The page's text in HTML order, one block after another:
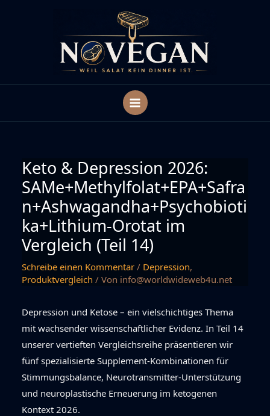
Keto & Depression 2026:
SAMe+Methylfolat+EPA+Safra
n+Ashwagandha+Psychobioti
ka+Lithium-Orotat im
Vergleich (Teil 14)
Schreibe einen Kommentar / Depression,
Produktvergleich / Von info@worldwideweb4u.net
Depression und Ketose – ein vielschichtiges Thema
mit wachsender wissenschaftlicher Evidenz. In Teil 14
unserer vertieften Vergleichsreihe präsentieren wir
fünf spezialisierte Supplement-Kombinationen für
Stimmungsbalance, Neurotransmitter-Unterstützung
und neuroplastische Erneuerung im ketogenen
Kontext 2026.